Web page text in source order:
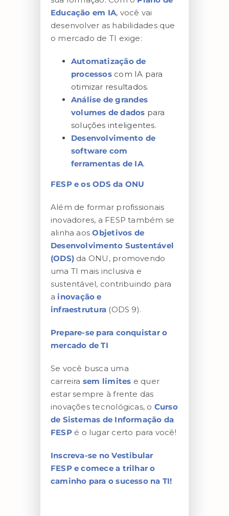
Educação em IA, você vai
desenvolver as habilidades que
o mercado de TI exige:
Automatização de
processoscom IA para
otimizar resultados.
Análise de grandes
volumes de dados para
soluções inteligentes.
Desenvolvimento de
software com
ferramentas de IA.
FESP e os ODS da ONU
Além de formar profissionais
inovadores, a FESP também se
alinha aosObjetivos de
Desenvolvimento Sustentável
(ODS) da ONU, promovendo
uma TI mais inclusiva e
sustentável, contribuindo para
ainovação e
infraestrutura (ODS 9).
Prepare-se para conquistar o
mercado de TI
Se você busca uma
carreira sem limites e quer
estar sempre à frente das
inovações tecnológicas, o Curso
de Sistemas de Informação da
FESPé o lugar certo para você!
Inscreva-se no Vestibular
FESP e comece a trilhar o
caminho para o sucesso na TI!